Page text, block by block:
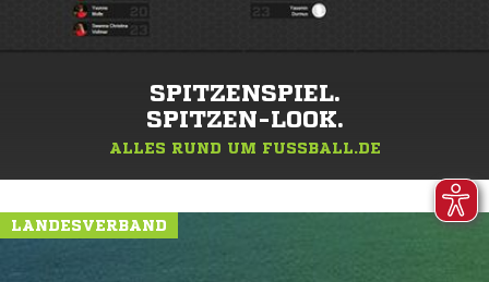
SPITZENSPIEL.
SPITZEN-LOOK.
ALLES RUND UM FUSSBALL.DE
LANDESVERBAND